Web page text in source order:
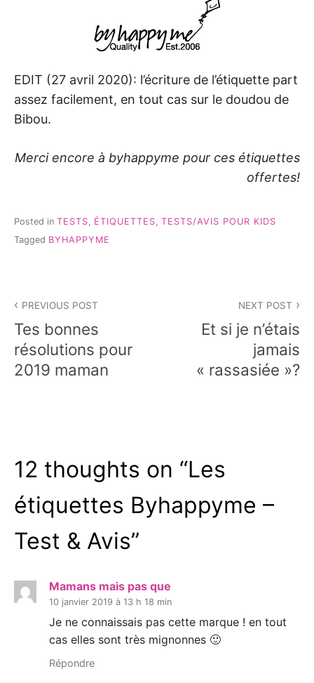
EDIT (27 avril 2020): l’écriture de l’étiquette part
assez facilement, en tout cas sur le doudou de
Bibou.
Merci encore à byhappyme pour ces étiquettes
offertes!
Posted in TESTS ÉTIQUETTES TESTS/AVIS POUR KIDS
Tagged BYHAPPYME
de
l’article
PREVIOUS POST
Tes bonnes
résolutions pour
2019 maman
NEXT POST
Et si je n’étais
jamais
« rassasiée »?
12 thoughts on “Les
étiquettes Byhappyme –
Test & Avis”
Mamans mais pas que
10 janvier 2019 à 13 h 18 min
Je ne connaissais pas cette marque ! en tout
cas elles sont très mignonnes 🙂
Répondre